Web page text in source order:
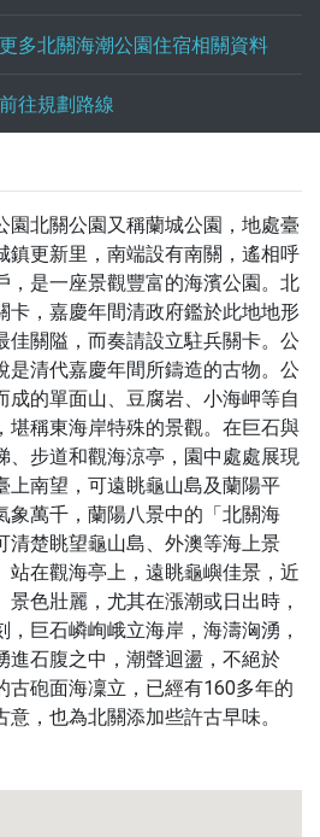
更多北關海潮公園住宿相關資料
前往規劃路線
園北關公園又稱蘭城公園，地處臺
鎮更新里，南端設有南關，遙相呼
，是一座景觀豐富的海濱公園。北
卡，嘉慶年間清政府鑑於此地地形
佳關隘，而奏請設立駐兵關卡。公
是清代嘉慶年間所鑄造的古物。公
成的單面山、豆腐岩、小海岬等自
堪稱東海岸特殊的景觀。在巨石與
、步道和觀海涼亭，園中處處展現
上南望，可遠眺龜山島及蘭陽平
象萬千，蘭陽八景中的「北關海
清楚眺望龜山島、外澳等海上景
站在觀海亭上，遠眺龜嶼佳景，近
色壯麗，尤其在漲潮或日出時，
巨石嶙峋峨立海岸，海濤洶湧，
進石腹之中，潮聲迴盪，不絕於
古砲面海凜立，已經有160多年的
，也為北關添加些許古早味。